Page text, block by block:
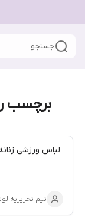
جستجو
برچسب
لباس ورزشی
تیم تحریریه